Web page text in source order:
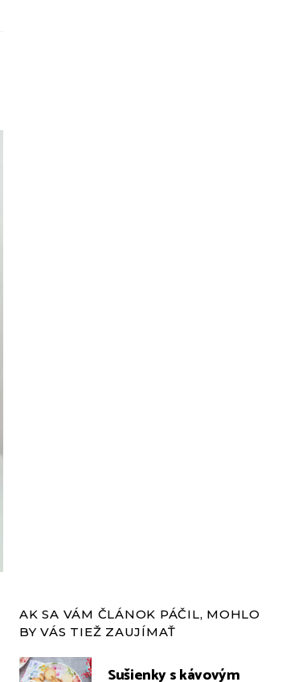
AK SA VÁM ČLÁNOK PÁČIL, MOHLO
BY VÁS TIEŽ ZAUJÍMAŤ
Sušienky s kávovým